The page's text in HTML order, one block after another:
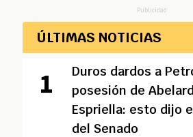
Publicidad
ÚLTIMAS NOTICIAS
Duros dardos a
posesión de
Espriella: esto dijo
del Senado